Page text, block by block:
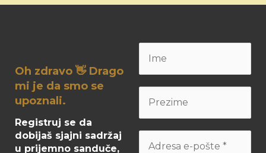
Oh zdravo 👋 Drago
mi je da smo se
upoznali.
Registruj se da
dobijaš sjajni sadržaj
u prijemno sanduče,